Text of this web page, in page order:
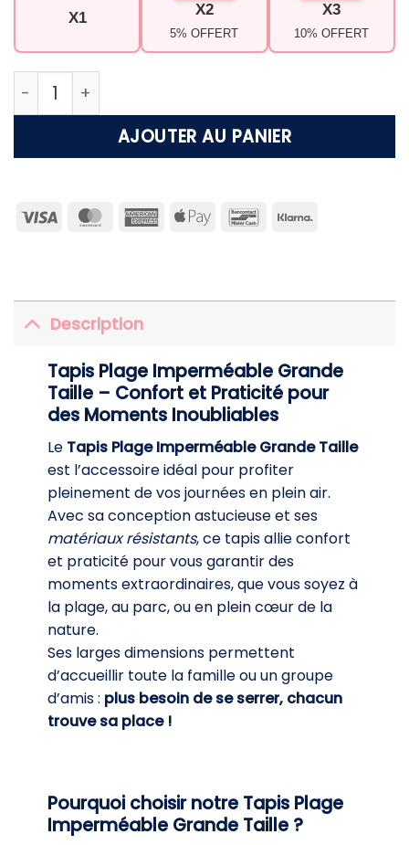
X1 X2
5% OFFERT
X3
10% OFFERT
quantité de Tapis plage imperméable grande
AJOUTER AU PANIER
Visa MasterCardAmericanApple
Bancontact
Klarna
Description
Tapis Plage Imperméable Grande
Taille – Confort et Praticité pour
des Moments Inoubliables
Le Tapis Plage Imperméable Grande Taille
est l’accessoire idéal pour profiter
pleinement de vos journées en plein air.
Avec sa conception astucieuse et ses
matériaux résistants, ce tapis allie confort
et praticité pour vous garantir des
moments extraordinaires, que vous soyez à
la plage, au parc, ou en plein cœur de la
nature.
Ses larges dimensions permettent
d’accueillir toute la famille ou un groupe
d’amis : plus besoin de se serrer, chacun
trouve sa place !
Pourquoi choisir notre Tapis Plage
Imperméable Grande Taille ?